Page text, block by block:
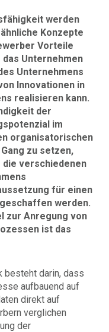
werden
Konzepte
Vorteile
Unternehmen
Unternehmens
Innovationen in
realisieren kann.
der
im
organisatorischen
zu setzen,
verschiedenen
für einen
werden.
zur Anregung von
ist das
besteht darin, dass
aufbauend auf
direkt auf
verglichen
der